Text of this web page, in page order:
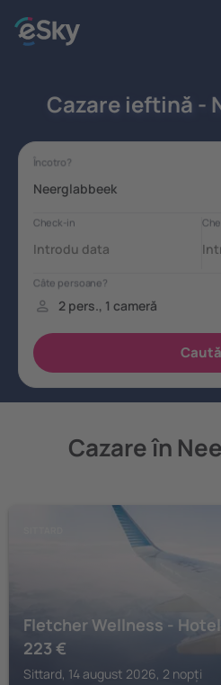
Cazare ieftină -
Cazare în
Fletcher Wellness -
223 €
Sittard, 14 august 2026, 2 nopți